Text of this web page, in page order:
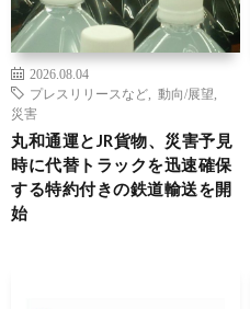
2026.08.04
プレスリリースなど
動向/展望
災害
丸和通運とJR貨物、災害予見
時に代替トラックを迅速確保
する特約付きの鉄道輸送を開
始